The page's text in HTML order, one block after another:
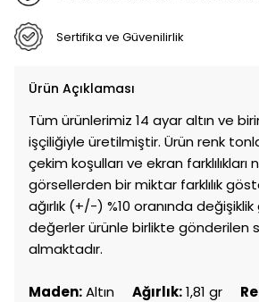
Sertifika ve Güvenilirlik
Ürün Açıklaması
Tüm ürünlerimiz 14 ayar altın ve
işçiliğiyle üretilmiştir. Ürün renk
çekim koşulları ve ekran farklılıkları
görsellerden bir miktar farklılık
ağırlık (+/-) %10 oranında
değerler ürünle birlikte gönderilen
almaktadır.
Maden:Altın Ağırlık:1,81 gr